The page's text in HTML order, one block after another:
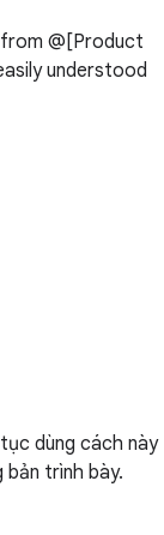
@[Product
understood
dùng cách này
trình bày.